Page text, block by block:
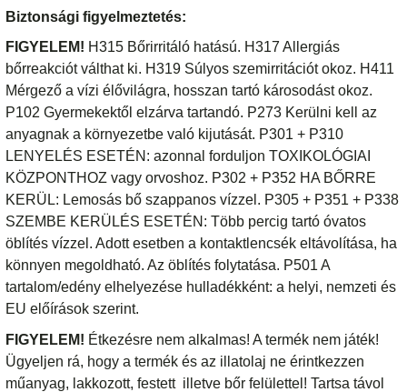
Biztonsági figyelmeztetés:
FIGYELEM! H315 Bőrirritáló hatású. H317 Allergiás
bőrreakciót válthat ki. H319 Súlyos szemirritációt okoz. H411
Mérgező a vízi élővilágra, hosszan tartó károsodást okoz.
P102 Gyermekektől elzárva tartandó. P273 Kerülni kell az
anyagnak a környezetbe való kijutását. P301 + P310
LENYELÉS ESETÉN: azonnal forduljon TOXIKOLÓGIAI
KÖZPONTHOZ vagy orvoshoz. P302 + P352 HA BŐRRE
KERÜL: Lemosás bő szappanos vízzel. P305 + P351 + P338
SZEMBE KERÜLÉS ESETÉN: Több percig tartó óvatos
öblítés vízzel. Adott esetben a kontaktlencsék eltávolítása, ha
könnyen megoldható. Az öblítés folytatása. P501 A
tartalom/edény elhelyezése hulladékként: a helyi, nemzeti és
EU előírások szerint.
FIGYELEM! Étkezésre nem alkalmas! A termék nem játék!
Ügyeljen rá, hogy a termék és az illatolaj ne érintkezzen
műanyag, lakkozott, festett illetve bőr felülettel! Tartsa távol